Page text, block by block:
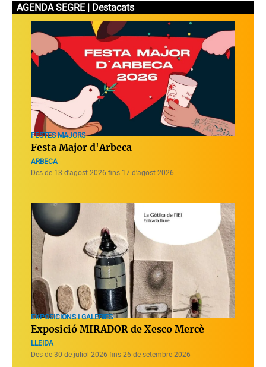
AGENDA SEGRE | Destacats
FESTES MAJORS
Festa Major d'Arbeca
ARBECA
Des de 13 d’agost 2026 fins 17 d’agost 2026
EXPOSICIONS I GALERIES
Exposició MIRADOR de Xesco Mercè
LLEIDA
Des de 30 de juliol 2026 fins 26 de setembre 2026